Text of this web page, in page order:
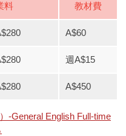
料 教材費
A$60
週A$15
A$450
-General English Full-time